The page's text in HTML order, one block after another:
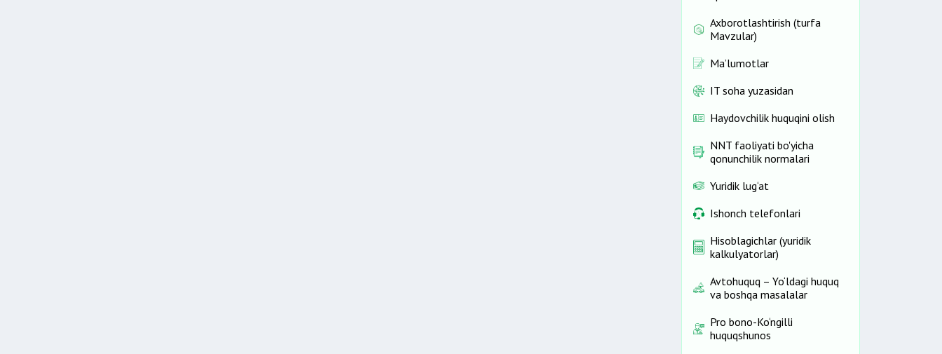
Axborotlashtirish (turfa
Mavzular)
Ma’lumotlar
IT soha yuzasidan
Haydovchilik huquqini olish
NNT faoliyati bo'yicha
qonunchilik normalari
Yuridik lug‘at
Ishonch telefonlari
Hisoblagichlar (yuridik
kalkulyatorlar)
Avtohuquq – Yo‘ldagi huquq
va boshqa masalalar
Pro bono-Ko‘ngilli
huquqshunos